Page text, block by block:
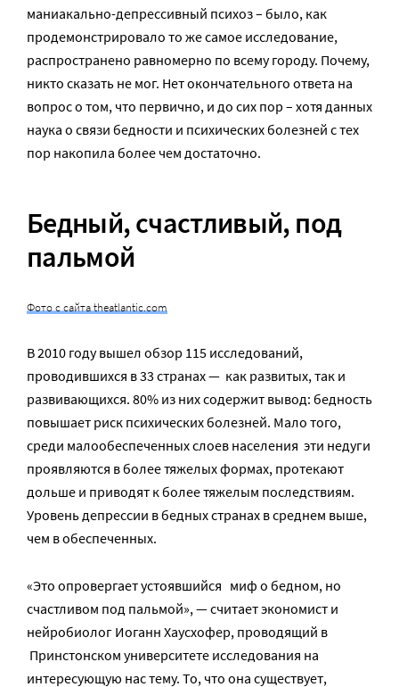
маниакально-депрессивный психоз – было, как
продемонстрировало то же самое исследование,
распространено равномерно по всему городу. Почему,
никто сказать не мог. Нет окончательного ответа на
вопрос о том, что первично, и до сих пор – хотя данных
наука о связи бедности и психических болезней с тех
пор накопила более чем достаточно.
Бедный, счастливый, под
пальмой
Фото с сайта theatlantic.com
В 2010 году вышел обзор 115 исследований,
проводившихся в 33 странах — как развитых, так и
развивающихся. 80% из них содержит вывод: бедность
повышает риск психических болезней. Мало того,
среди малообеспеченных слоев населения эти недуги
проявляются в более тяжелых формах, протекают
дольше и приводят к более тяжелым последствиям.
Уровень депрессии в бедных странах в среднем выше,
чем в обеспеченных.
«Это опровергает устоявшийся миф о бедном, но
счастливом под пальмой», — считает экономист и
нейробиолог Иоганн Хаусхофер, проводящий в
Принстонском университете исследования на
интересующую нас тему. То, что она существует,